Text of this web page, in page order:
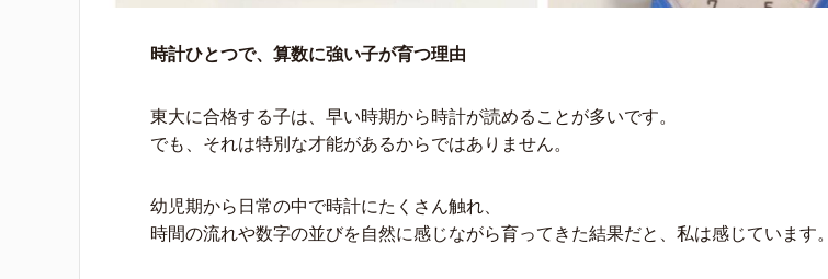
時計ひとつで、算数に強い子が育つ理由
東大に合格する子は、早い時期から時計が読めることが多いです。
でも、それは特別な才能があるからではありません。
幼児期から日常の中で時計にたくさん触れ、
時間の流れや数字の並びを自然に感じながら育ってきた結果だと、私は感じています。